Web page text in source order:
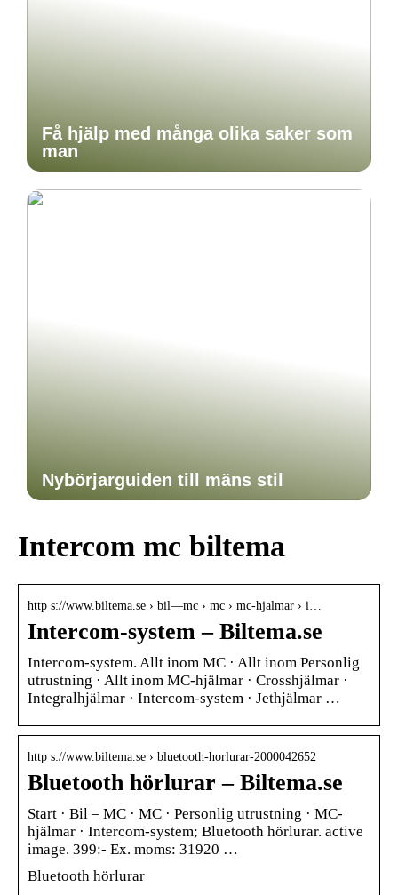
Få hjälp med många olika saker som
man
Nybörjarguiden till mäns stil
Intercom mc biltema
http s://www.biltema.se › bil—mc › mc › mc-hjalmar › i…
Intercom-system – Biltema.se
Intercom-system. Allt inom MC · Allt inom Personlig
utrustning · Allt inom MC-hjälmar · Crosshjälmar ·
Integralhjälmar · Intercom-system · Jethjälmar …
http s://www.biltema.se › bluetooth-horlurar-2000042652
Bluetooth hörlurar – Biltema.se
Start · Bil – MC · MC · Personlig utrustning · MC-
hjälmar · Intercom-system; Bluetooth hörlurar. active
image. 399:- Ex. moms: 31920 …
Bluetooth hörlurar